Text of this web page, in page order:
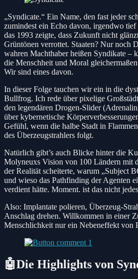
„Syndicate.“ Ein Name, den fast jeder
zumindest ein Echo davon, irgendwo
das 1993 zeigte, dass Zukunft nicht
Grüntönen verrottet. Staaten? Nur noch
wahren Machthaber heißen Syndikate –
die Menschheit und Moral
Wir sind eines davon.
In dieser Folge tauchen wir ein in die
Bullfrog. Ich rede über pixelige
den legendären Drogen-Slider
über kybernetische
Gefühl, wenn die halbe Stadt in
des Überzeugstrahlers folgt.
Natürlich gibt’s auch Blicke hinter die
Molyneuxs Vision von 100 Ländern mit
der Realität scheiterte, warum „Subject
und wieso das Pathfinding der Agenten
verdient hätte. Moment. ist das nicht
Also: Implantate polieren, Überzeug-
Anschlag drehen. Willkommen in einer
Menschlichkeit nur ein Nebeneffekt von
🤖Die Highlights von